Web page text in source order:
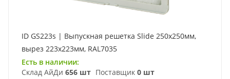
ID GS223s | Выпускная решетка Slide 250х250мм,
вырез 223х223мм, RAL7035
Есть в наличии:
Склад АйДи 656 шт Поставщик 0 шт